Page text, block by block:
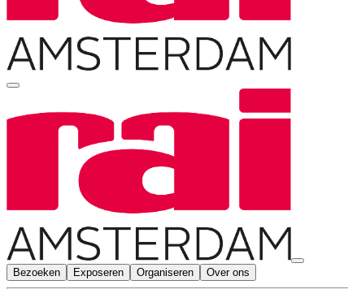
Bezoeken Exposeren Organiseren Over ons